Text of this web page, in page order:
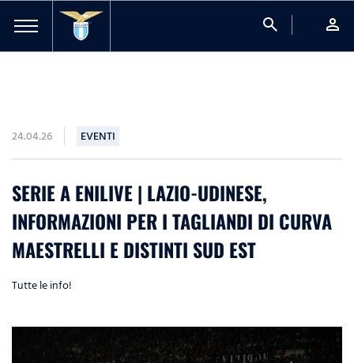
search person
24.04.26 EVENTI
SERIE A ENILIVE | LAZIO-UDINESE,
INFORMAZIONI PER I TAGLIANDI DI CURVA
MAESTRELLI E DISTINTI SUD EST
Tutte le info!